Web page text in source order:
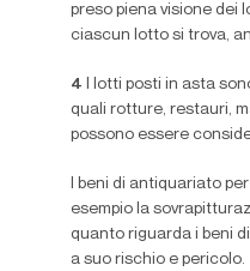
preso piena visione dei
ciascun lotto si trova,
4
I lotti posti in asta
quali rotture, restauri,
possono essere
I beni di antiquariato
esempio la
quanto riguarda i beni
a suo rischio e pericolo.